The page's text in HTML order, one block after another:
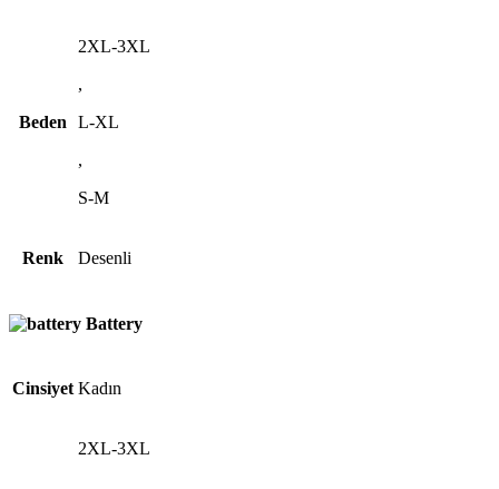
Beden
2XL-3XL
,
L-XL
,
S-M
Renk Desenli
Battery
Cinsiyet Kadın
2XL-3XL